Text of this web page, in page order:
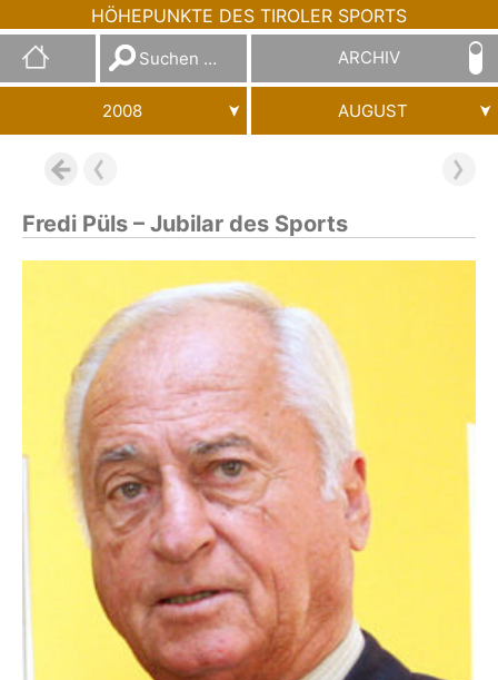
HÖHEPUNKTE DES TIROLER SPORTS
Suchen
nach:
ARCHIV
2008 AUGUST
Fredi Püls – Jubilar des Sports